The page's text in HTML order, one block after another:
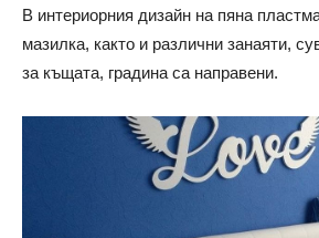
В интериорния дизайн на пяна
мазилка, както и различни занаяти,
за къщата, градина са направени.